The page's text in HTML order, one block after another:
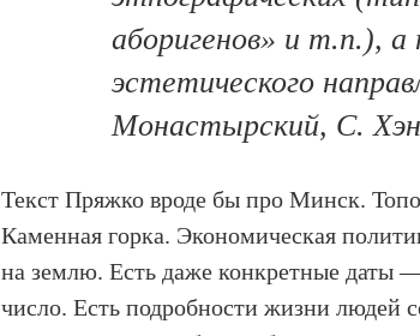
аборигенов» и т.п.), а
эстетического
Монастырский, С.
Текст Пряжко вроде бы про Минск.
Каменная горка. Экономическая
на землю. Есть даже конкретные даты
число. Есть подробности жизни людей